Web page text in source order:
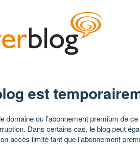
est
domaine ou l’abonnement premium de
Dans certains cas, le blog peut
accès limité tant que l’abonnement